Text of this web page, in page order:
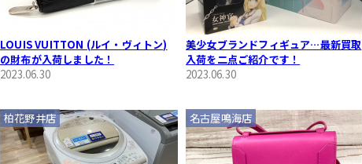
LOUIS VUITTON (ルイ・ヴィトン)
の財布が入荷しました！
2023.06.30
美少女ブランドフィギュア…最新買取
入荷を二点ご紹介です！
2023.06.30
柏花野井店 名古屋鳴海店